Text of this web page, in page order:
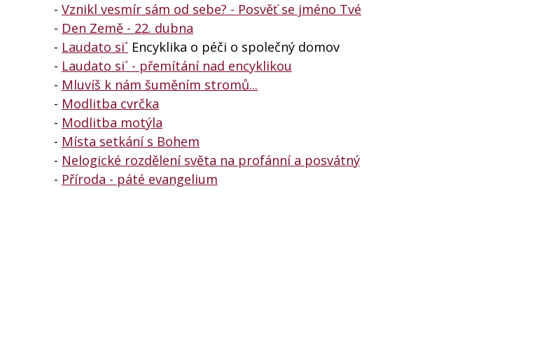
- Vznikl vesmír sám od sebe? - Posvěť se jméno Tvé
- Den Země - 22. dubna
- Laudato si´ Encyklika o péči o společný domov
- Laudato si´ - přemítání nad encyklikou
- Mluvíš k nám šuměním stromů...
- Modlitba cvrčka
- Modlitba motýla
- Místa setkání s Bohem
- Nelogické rozdělení světa na profánní a posvátný
- Příroda - páté evangelium